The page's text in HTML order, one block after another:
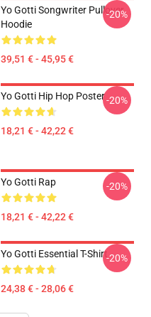
Yo Gotti Songwriter Pullover
Hoodie
39,51 € - 45,95 €
-20%
Yo Gotti Hip Hop Poster
18,21 € - 42,22 €
-20%
Yo Gotti Rap
18,21 € - 42,22 €
-20%
Yo Gotti Essential T-Shirt
24,38 € - 28,06 €
-20%